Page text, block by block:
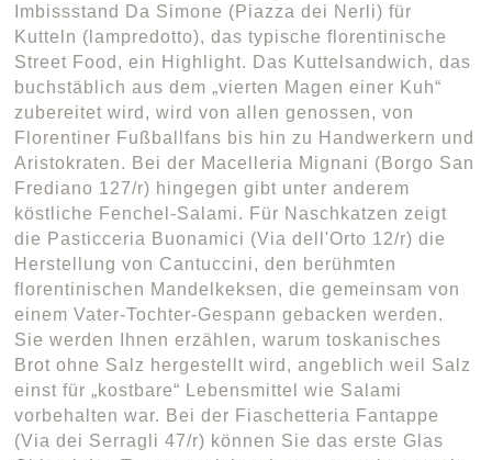
Imbissstand Da Simone (Piazza dei Nerli) für
Kutteln (lampredotto), das typische florentinische
Street Food, ein Highlight. Das Kuttelsandwich, das
buchstäblich aus dem „vierten Magen einer Kuh“
zubereitet wird, wird von allen genossen, von
Florentiner Fußballfans bis hin zu Handwerkern und
Aristokraten. Bei der Macelleria Mignani (Borgo San
Frediano 127/r) hingegen gibt unter anderem
köstliche Fenchel-Salami. Für Naschkatzen zeigt
die Pasticceria Buonamici (Via dell'Orto 12/r) die
Herstellung von Cantuccini, den berühmten
florentinischen Mandelkeksen, die gemeinsam von
einem Vater-Tochter-Gespann gebacken werden.
Sie werden Ihnen erzählen, warum toskanisches
Brot ohne Salz hergestellt wird, angeblich weil Salz
einst für „kostbare“ Lebensmittel wie Salami
vorbehalten war. Bei der Fiaschetteria Fantappe
(Via dei Serragli 47/r) können Sie das erste Glas